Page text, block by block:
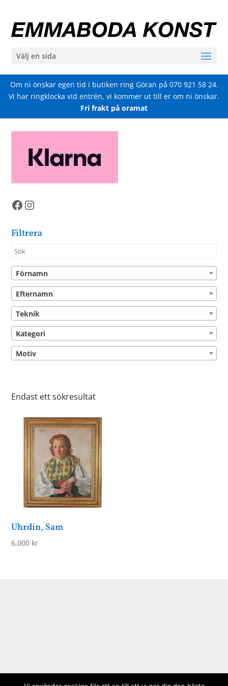
Välj en sida
Om ni önskar egen tid i butiken ring Göran på 070 921 58 24.
Vi har ringklocka vid entrén, vi kommer ut till er om ni önskar.
Fri frakt på oramat
Facebook
Instagram
Filtrera
Förnamn
Efternamn
Teknik
Kategori
Motiv
Endast ett sökresultat
Uhrdin, Sam
6,000 kr